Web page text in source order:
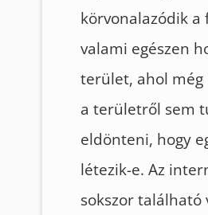
körvonalazódik a
valami egészen
terület, ahol még
a területről sem
eldönteni, hogy
létezik-e. Az
sokszor található